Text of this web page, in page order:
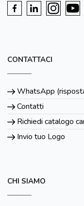
CONTATTACI
WhatsApp
Contatti
Richiedi catalogo
Invio tuo Logo
CHI SIAMO